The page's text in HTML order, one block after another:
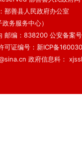
鄯善县人民政府办公室
务服务中心）
邮编：838200 公安备案
可证编号：新ICP备
政府信息科：